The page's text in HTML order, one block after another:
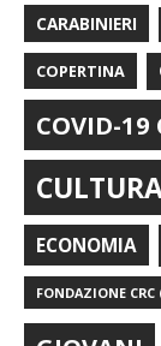
CARABINIERI
COPERTINA
COVID-19
ECONOMIA
FONDAZIONE